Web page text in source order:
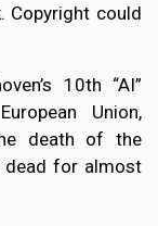
Copyright could
10th “AI”
Union,
death of the
dead for almost